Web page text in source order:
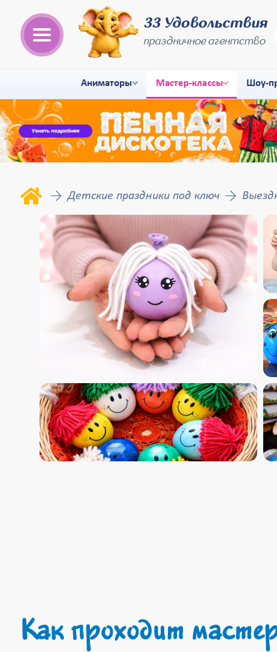
33 Удовольствия
праздничное агентство
Аниматоры Мастер-классы Шоу-
Детские праздники под ключ
Как проходит